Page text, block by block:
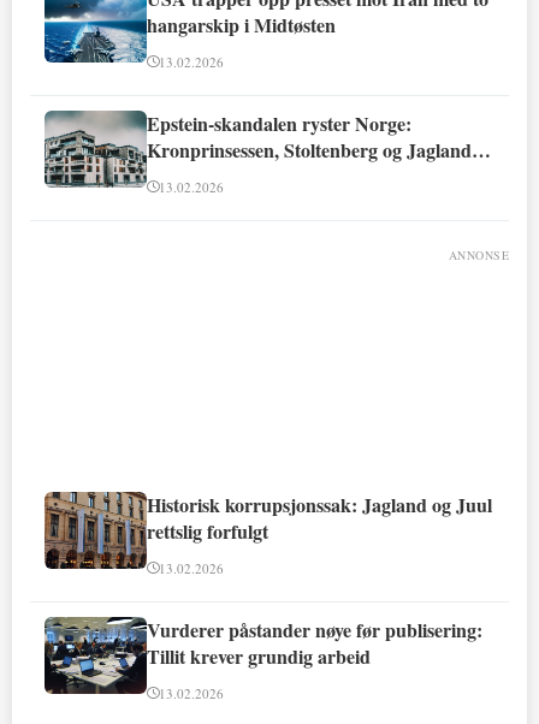
hangarskip i Midtøsten
13.02.2026
Epstein-skandalen ryster Norge:
Kronprinsessen, Stoltenberg og Jagland
involvert
13.02.2026
ANNONSE
Historisk korrupsjonssak: Jagland og Juul
rettslig forfulgt
13.02.2026
Vurderer påstander nøye før publisering:
Tillit krever grundig arbeid
13.02.2026